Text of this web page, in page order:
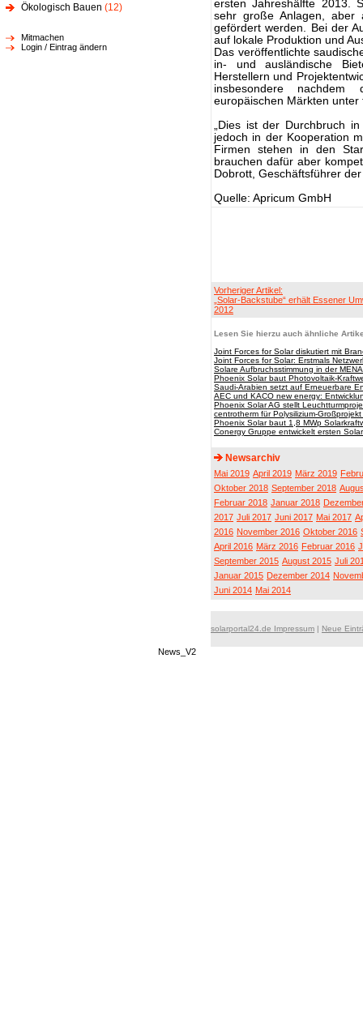
Ökologisch Bauen (12)
Mitmachen
Login / Eintrag ändern
ersten Jahreshälfte 2013.
sehr große Anlagen, aber
gefördert werden. Bei der
auf lokale Produktion und
Das veröffentlichte
in- und ausländische
Herstellern und
insbesondere
europäischen Märkten
„Dies ist der Durchbruch
jedoch in der Kooperation
Firmen stehen in den
brauchen dafür aber
Dobrott, Geschäftsführer
Quelle: Apricum GmbH
Vorheriger Artikel:
„Solar-Backstube“ erhält Essener
2012
Lesen Sie hierzu auch ähnliche
Joint Forces for Solar diskutiert mit
Joint Forces for Solar: Erstmals
Solare Aufbruchsstimmung in der
Phoenix Solar baut Photovoltaik-
Saudi-Arabien setzt auf Erneuerbare
AEC und KACO new energy:
Phoenix Solar AG stellt
centrotherm für Polysilizium-
Phoenix Solar baut 1,8 MWp
Conergy Gruppe entwickelt ersten
Newsarchiv
Mai 2019 April 2019 März 2019
Oktober 2018 September 2018
Februar 2018 Januar 2018
2017 Juli 2017 Juni 2017 Mai 2017
2016 November 2016 Oktober 2016
April 2016 März 2016 Februar 2016
September 2015 August 2015 Juli
Januar 2015 Dezember 2014
Juni 2014 Mai 2014
solarportal24.de Impressum | Neue
News_V2